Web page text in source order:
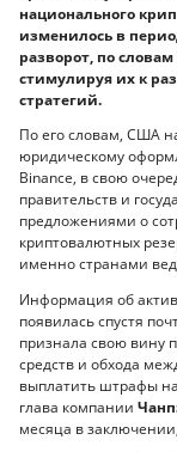
национального
изменилось в
разворот, по
стимулируя их к
стратегий.
По его словам, США
юридическому
Binance, в свою
правительств и
предложениями о
криптовалютных
именно странами
Информация об
появилась спустя
признала свою вину
средств и обхода
выплатить штрафы
глава компании
месяца в